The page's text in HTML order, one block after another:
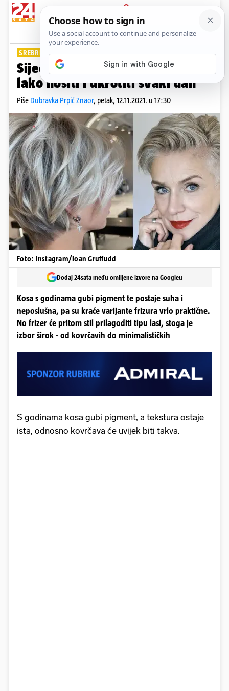
PRIJAVA
Lifestyle Komentari
SREBRNE LASI
Sijede i kratke: Frizure koje je
lako nositi i ukrotiti svaki dan
Piše Dubravka Prpić Znaor, petak, 12.11.2021. u 17:30
Foto: Instagram/Ioan Gruffudd
Dodaj 24sata među omiljene izvore na Googleu
Kosa s godinama gubi pigment te postaje suha i
neposlušna, pa su kraće varijante frizura vrlo praktične.
No frizer će pritom stil prilagoditi tipu lasi, stoga je
izbor širok - od kovrčavih do minimalističkih
S godinama kosa gubi pigment, a tekstura ostaje
ista, odnosno kovrčava će uvijek biti takva.